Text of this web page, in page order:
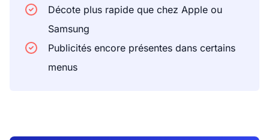
Décote plus rapide que chez Apple ou
Samsung
Publicités encore présentes dans certains
menus